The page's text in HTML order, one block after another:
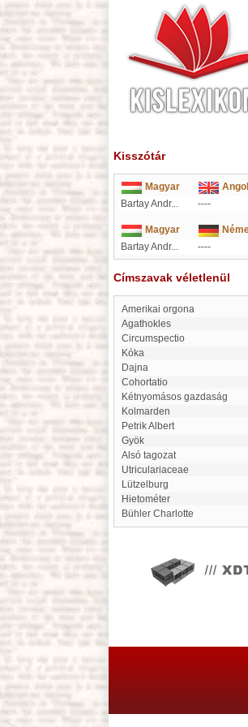
Kisszótár
Magyar
Angol
Bartay Andr...
----
Magyar
Bartay Andr...
----
Címszavak véletlenül
Amerikai orgona
Agathokles
Circumspectio
Kóka
dajna
Cohortatio
Kétnyomásos gazdaság
Kolmarden
Petrik Albert
Gyök
Alsó tagozat
Utriculariaceae
Lützelburg
hietométer
Bühler Charlotte